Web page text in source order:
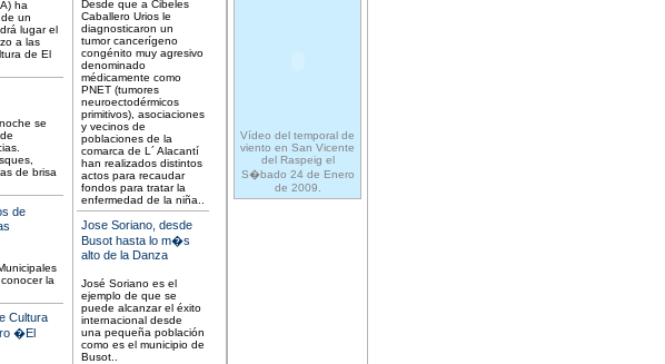
ha
un
lugar el
a las
de El
se
de brisa
de
la
Cultura
�El
Desde que a Cibeles
Caballero Urios le
diagnosticaron un
tumor cancerígeno
congénito muy agresivo
denominado
médicamente como
PNET (tumores
neuroectodérmicos
primitivos), asociaciones
y vecinos de
poblaciones de la
comarca de L´ Alacantí
han realizados distintos
actos para recaudar
fondos para tratar la
enfermedad de la niña..
Jose Soriano, desde
Busot hasta lo m�s
alto de la Danza
José Soriano es el
ejemplo de que se
puede alcanzar el éxito
internacional desde
una pequeña población
como es el municipio de
Busot..
Vídeo del temporal de
viento en San Vicente
del Raspeig el
S�bado 24 de Enero
de 2009.